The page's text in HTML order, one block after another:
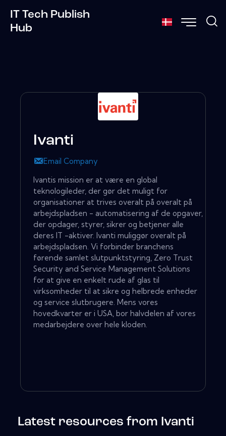
IT Tech Publish
Hub
Ivanti
Email Company
Ivantis mission er at være en global
teknologileder, der gør det muligt for
organisationer at trives overalt på overalt på
arbejdspladsen - automatisering af de opgaver,
der opdager, styrer, sikrer og betjener alle
deres IT -aktiver. Ivanti muliggør overalt på
arbejdspladsen. Vi forbinder branchens
førende samlet slutpunktstyring, Zero Trust
Security and Service Management Solutions
for at give en enkelt rude af glas til
virksomheder til at sikre og helbrede enheder
og service slutbrugere. Mens vores
hovedkvarter er i USA, bor halvdelen af ​​vores
medarbejdere over hele kloden.
Latest resources from Ivanti